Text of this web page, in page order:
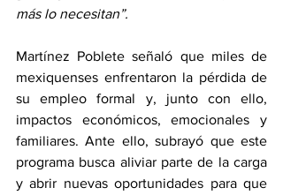
más lo necesitan”.
Martínez Poblete señaló que miles de
mexiquenses enfrentaron la pérdida de
su empleo formal y, junto con ello,
impactos económicos, emocionales y
familiares. Ante ello, subrayó que este
programa busca aliviar parte de la carga
y abrir nuevas oportunidades para que